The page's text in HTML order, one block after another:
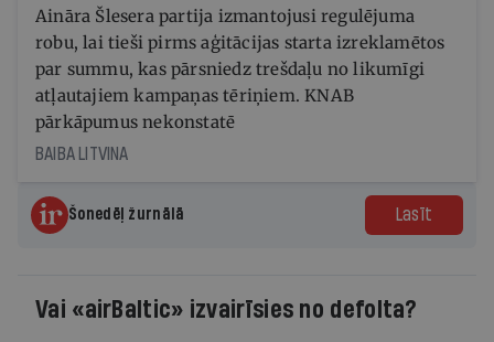
Aināra Šlesera partija izmantojusi regulējuma
robu, lai tieši pirms aģitācijas starta izreklamētos
par summu, kas pārsniedz trešdaļu no likumīgi
atļautajiem kampaņas tēriņiem. KNAB
pārkāpumus nekonstatē
BAIBA LITVINA
Šonedēļ žurnālā Lasīt
Vai «airBaltic» izvairīsies no defolta?